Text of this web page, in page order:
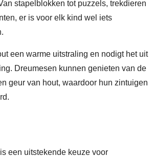
stapelblokken tot puzzels, trekdieren
er is voor elk kind wel iets
een warme uitstraling en nodigt het uit
Dreumesen kunnen genieten van de
geur van hout, waardoor hun zintuigen
een uitstekende keuze voor